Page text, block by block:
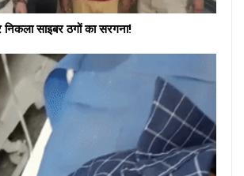
साइबर ठगों का सरगना!